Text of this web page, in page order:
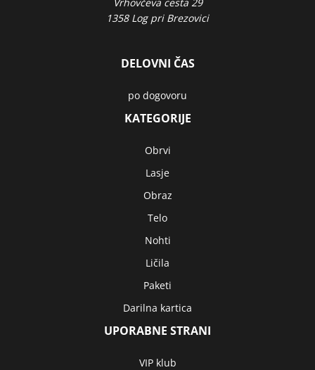
1358 Log pri Brezovici
DELOVNI ČAS
po dogovoru
KATEGORIJE
Obrvi
Lasje
Obraz
Telo
Nohti
Ličila
Paketi
Darilna kartica
UPORABNE STRANI
VIP klub